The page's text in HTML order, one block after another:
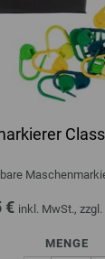
€ inkl. MwSt., zzgl.
MENGE